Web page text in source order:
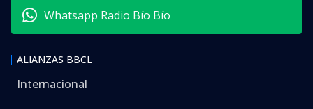
Whatsapp Radio Bío Bío
ALIANZAS BBCL
Internacional